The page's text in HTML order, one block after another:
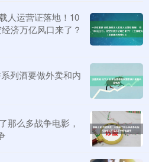
人运营证落地！10
济万亿风口来了？
列酒要做外卖和内
那么多战争电影，